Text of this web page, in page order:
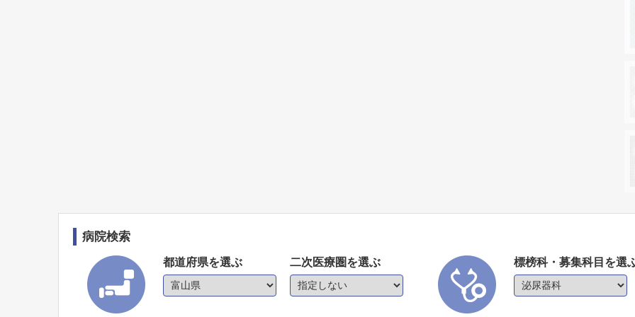
病院検索
都道府県を選ぶ 二次医療圏を選ぶ 標榜科・募集科目を選